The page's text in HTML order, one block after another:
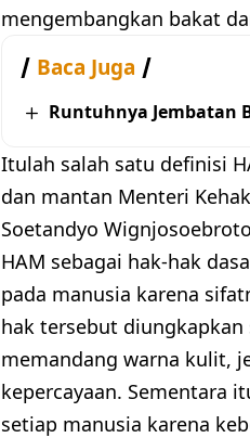
mengembangkan bakat
Baca Juga
Runtuhnya Jembatan
Itulah salah satu definisi
dan mantan Menteri
Soetandyo
HAM sebagai hak-hak
pada manusia karena
hak tersebut
memandang warna kulit,
kepercayaan. Sementara
setiap manusia karena